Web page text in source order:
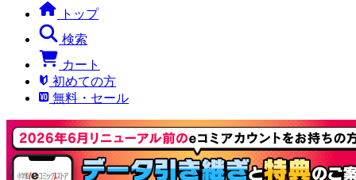
トップ
検索
カート
初めての方
無料・セール